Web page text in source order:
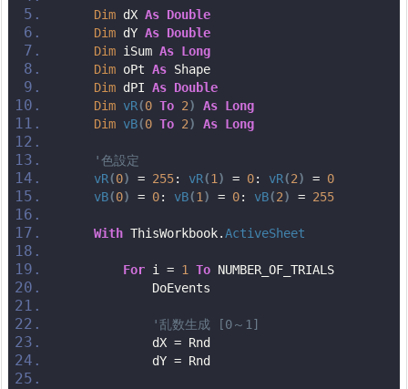
Dim dX As Double
Dim dY As Double
Dim iSum As Long
Dim oPt As Shape
Dim dPI As Double
Dim vR(0 To 2) As Long
Dim vB(0 To 2) As Long
'色設定
vR(0) = 255: vR(1) = 0: vR(2) = 0
vB(0) = 0: vB(1) = 0: vB(2) = 255
With ThisWorkbook.ActiveSheet
For i = 1 To NUMBER_OF_TRIALS
            DoEvents
'乱数生成 [0～1]
            dX = Rnd
            dY = Rnd